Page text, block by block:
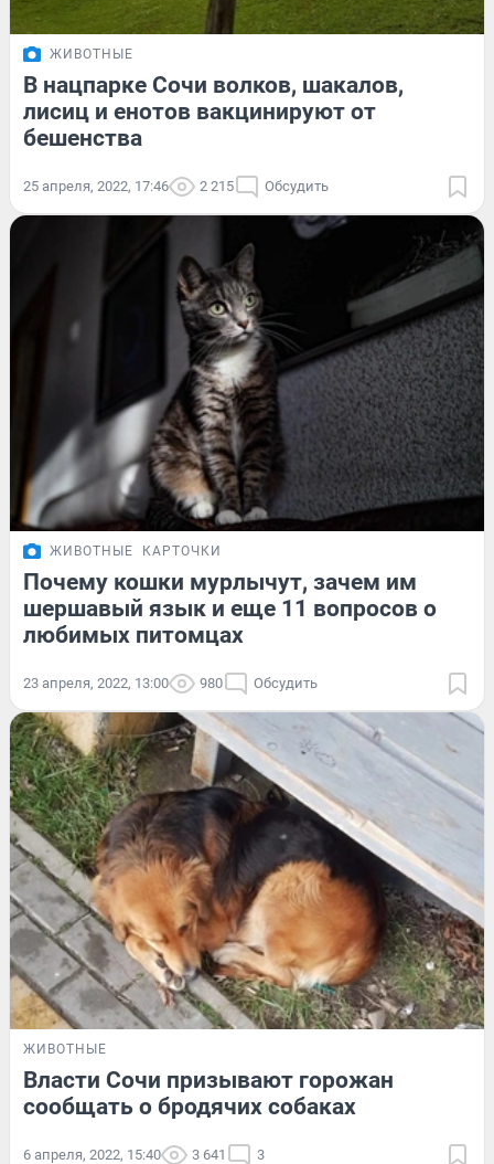
ЖИВОТНЫЕ
В нацпарке Сочи волков, шакалов,
лисиц и енотов вакцинируют от
бешенства
25 апреля, 2022, 17:46 2 215 Обсудить
ЖИВОТНЫЕ КАРТОЧКИ
Почему кошки мурлычут, зачем им
шершавый язык и еще 11 вопросов о
любимых питомцах
23 апреля, 2022, 13:00 980 Обсудить
ЖИВОТНЫЕ
Власти Сочи призывают горожан
сообщать о бродячих собаках
6 апреля, 2022, 15:40 3 641 3